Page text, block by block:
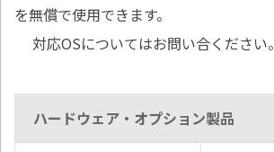
を無償で使用できます。
対応OSについてはお問い合ください。
ハードウェア・オプション製品